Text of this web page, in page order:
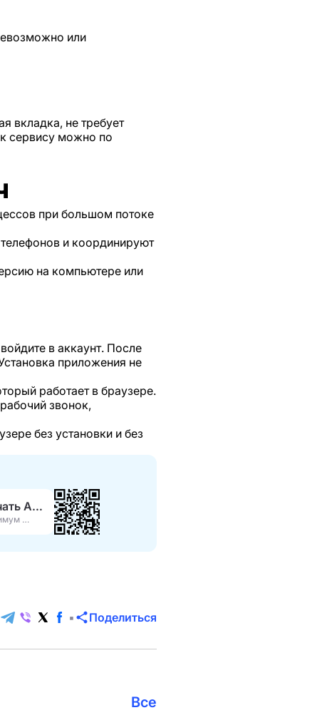
или
вкладка, не требует
сервису можно по
при большом потоке
и координируют
на компьютере или
в аккаунт. После
приложения не
работает в браузере.
звонок,
без установки и без
Скачать APK
Максимум функций
Поделиться
Все